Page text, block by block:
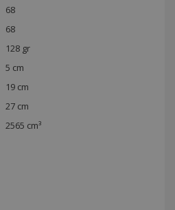
68
68
128 gr
5 cm
19 cm
27 cm
2565 cm³